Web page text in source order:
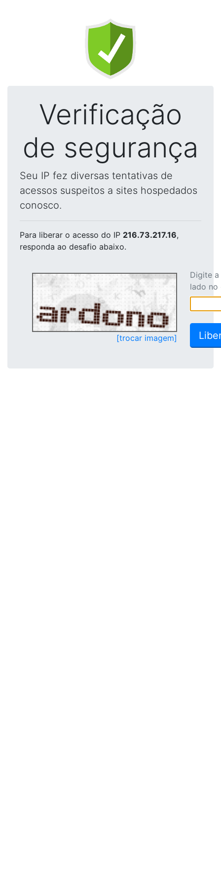
Verificação
de segurança
Seu IP fez diversas tentativas de
acessos suspeitos a sites hospedados
conosco.
Para liberar o acesso do IP 216.73.217.16,
responda ao desafio abaixo.
[trocar imagem]
Digite
lado no